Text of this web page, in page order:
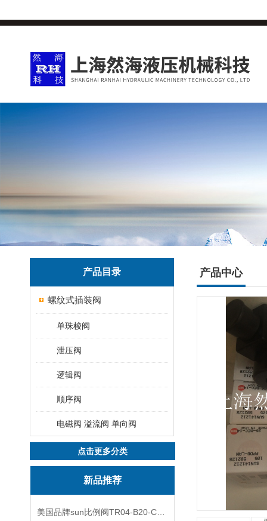
产品目录
螺纹式插装阀
单珠梭阀
泄压阀
逻辑阀
顺序阀
电磁阀 溢流阀 单向阀
点击更多分类
新品推荐
产品中心